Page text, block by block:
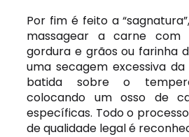
Por fim é feito a
massagear a carne com
gordura e grãos ou farinha
uma secagem excessiva
batida sobre o
colocando um osso de
específicas. Todo o
de qualidade legal é